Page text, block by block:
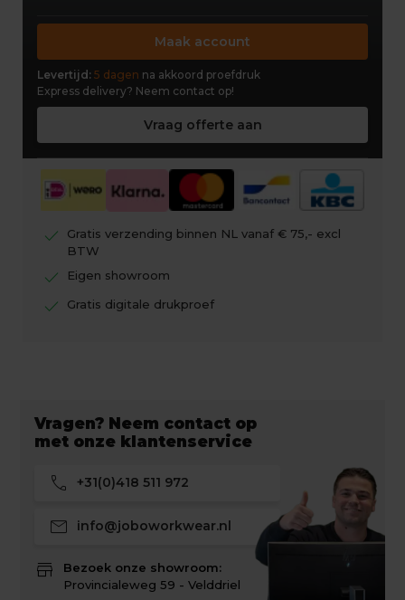
Maak account
Levertijd: 5 dagen na akkoord proefdruk
Express delivery? Neem contact op!
Vraag offerte aan
check
Gratis verzending binnen NL vanaf € 75,- excl
BTW
check Eigen showroom
check Gratis digitale drukproef
Vragen? Neem contact op
met onze klantenservice
call +31(0)418 511 972
mail info@joboworkwear.nl
store
Bezoek onze showroom:
Provincialeweg 59 - Velddriel